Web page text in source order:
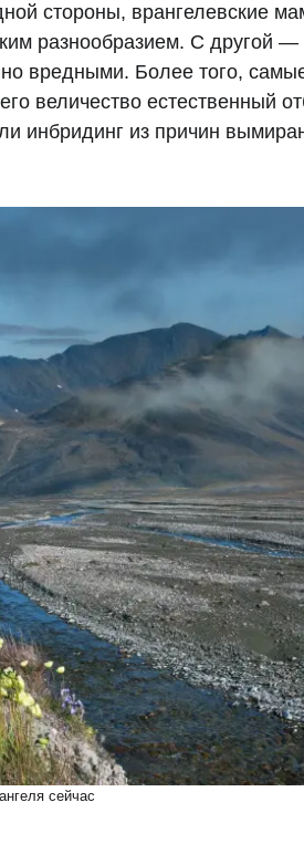
стороны, врангелевские
разнообразием. С другой —
вредными. Более того,
величество естественный
инбридинг из причин
сейчас